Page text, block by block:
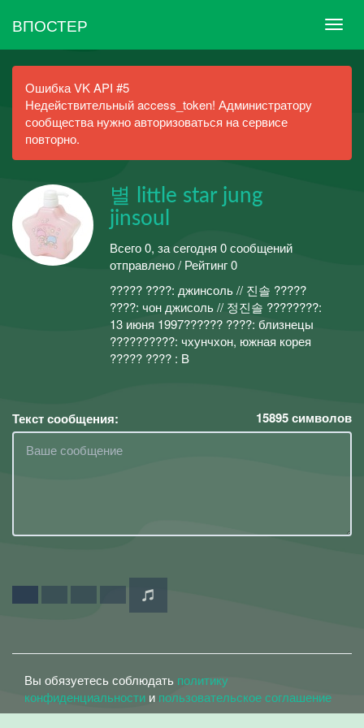
ВПОСТЕР
Ошибка VK API #5
Недействительный access_token! Администратору
сообщества нужно авторизоваться на сервисе
повторно.
별 little star jung
jinsoul
Всего 0, за сегодня 0 сообщений
отправлено / Рейтинг 0
????? ????: джинсоль // 진솔 ?????
????: чон джисоль // 정진솔 ????????:
13 июня 1997?????? ????: близнецы
??????????: чхунчхон, южная корея
????? ???? : B
Текст сообщения: 15895символов
Вы обязуетесь соблюдать политику
конфиденциальности и пользовательское соглашение